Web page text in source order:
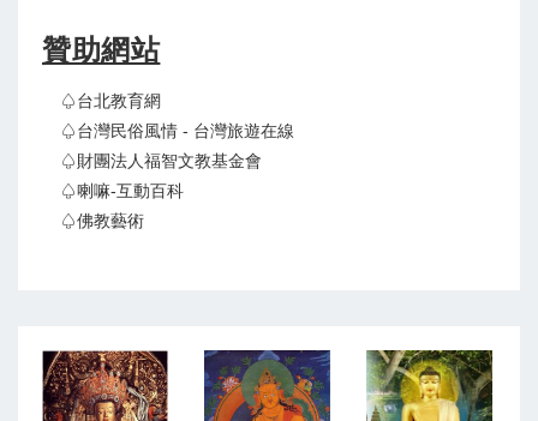
贊助網站
♤台北教育網
♤台灣民俗風情 - 台灣旅遊在線
♤財團法人福智文教基金會
♤喇嘛-互動百科
♤佛教藝術